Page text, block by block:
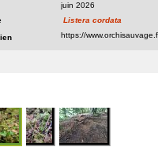
juin 2026
Listera cordata